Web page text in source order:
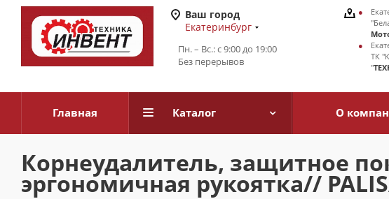
Ваш город
Екатеринбург
Пн. – Вс.: с 9:00 до 19:00
Без перерывов
ТК
"
Главная Каталог О
Корнеудалитель, защитное
эргономичная рукоятка//